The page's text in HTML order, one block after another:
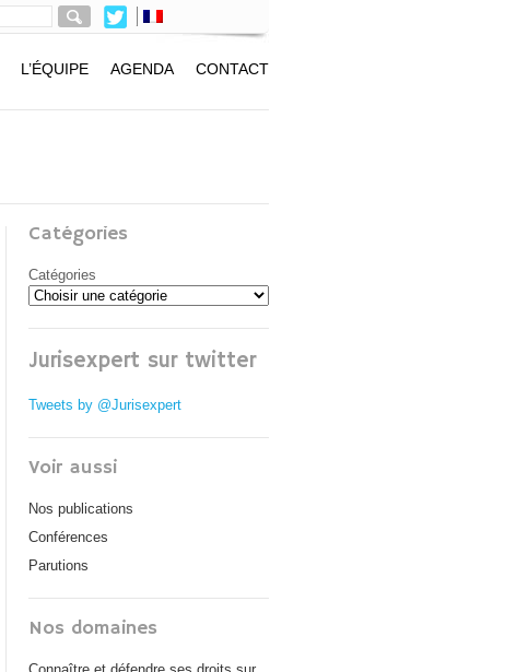
L’ÉQUIPE AGENDA CONTACT
Catégories
Catégories
Jurisexpert sur twitter
Tweets by @Jurisexpert
Voir aussi
Nos publications
Conférences
Parutions
Nos domaines